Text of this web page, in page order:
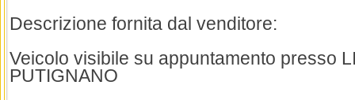
Descrizione fornita dal venditore:
Veicolo visibile su appuntamento presso
PUTIGNANO